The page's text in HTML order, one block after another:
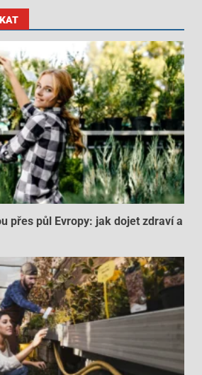
přes půl Evropy: jak dojet zdraví a